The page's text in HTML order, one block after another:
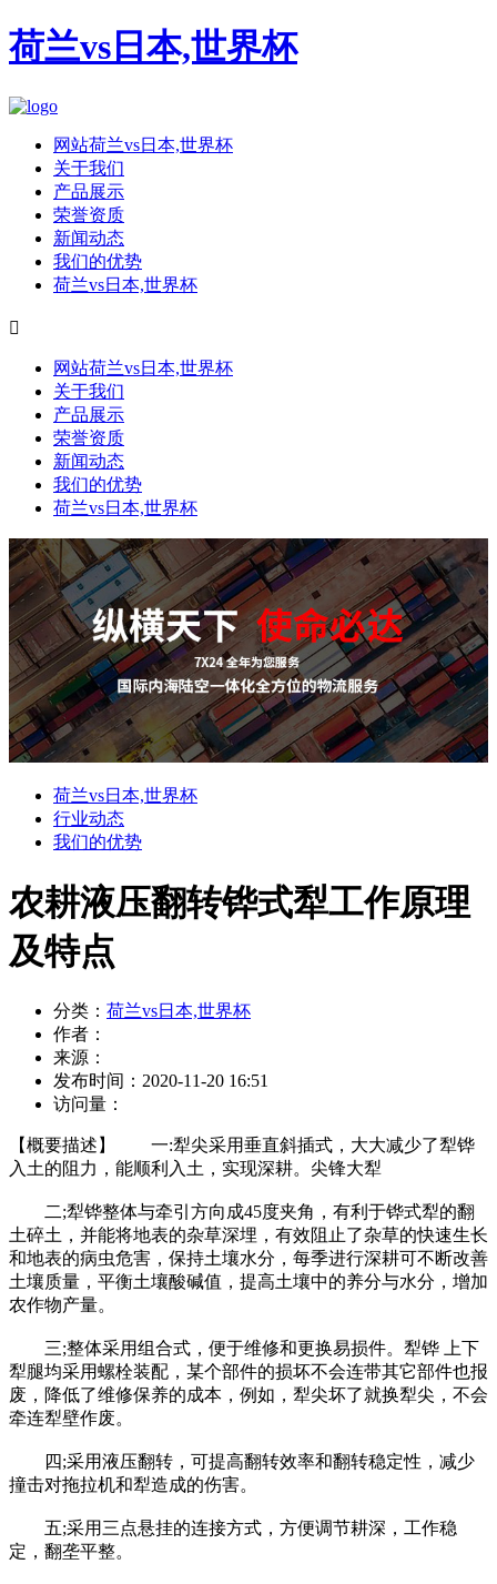
荷兰vs日本,世界杯
网站荷兰vs日本,世界杯
关于我们
产品展示
荣誉资质
新闻动态
我们的优势
荷兰vs日本,世界杯

网站荷兰vs日本,世界杯
关于我们
产品展示
荣誉资质
新闻动态
我们的优势
荷兰vs日本,世界杯
荷兰vs日本,世界杯
行业动态
我们的优势
农耕液压翻转铧式犁工作原理
及特点
分类： 荷兰vs日本,世界杯
作者：
来源：
发布时间： 2020-11-20 16:51
访问量：
【概要描述】
一:犁尖采用垂直斜插式，大大减少了犁铧
入土的阻力，能顺利入土，实现深耕。尖锋大犁
二;犁铧整体与牵引方向成45度夹角，有利于铧式犁的翻
土碎土，并能将地表的杂草深埋，有效阻止了杂草的快速生长
和地表的病虫危害，保持土壤水分，每季进行深耕可不断改善
土壤质量，平衡土壤酸碱值，提高土壤中的养分与水分，增加
农作物产量。
三;整体采用组合式，便于维修和更换易损件。犁铧 上下
犁腿均采用螺栓装配，某个部件的损坏不会连带其它部件也报
废，降低了维修保养的成本，例如，犁尖坏了就换犁尖，不会
牵连犁壁作废。
四;采用液压翻转，可提高翻转效率和翻转稳定性，减少
撞击对拖拉机和犁造成的伤害。
五;采用三点悬挂的连接方式，方便调节耕深，工作稳
定，翻垄平整。